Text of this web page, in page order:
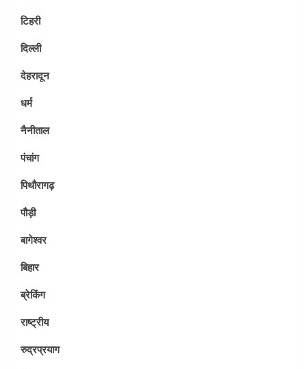
टिहरी
दिल्ली
देहरादून
धर्म
नैनीताल
पंचांग
पिथौरागढ़
पौड़ी
बागेश्वर
बिहार
ब्रेकिंग
राष्ट्रीय
रुद्रप्रयाग